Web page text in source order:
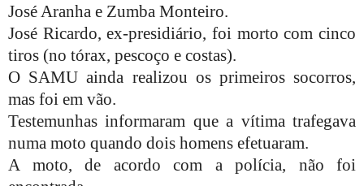
José Aranha e Zumba Monteiro.
José Ricardo, ex-presidiário, foi morto com cinco
tiros (no tórax, pescoço e costas).
O SAMU ainda realizou os primeiros socorros,
mas foi em vão.
Testemunhas informaram que a vítima trafegava
numa moto quando dois homens efetuaram.
A moto, de acordo com a polícia, não foi